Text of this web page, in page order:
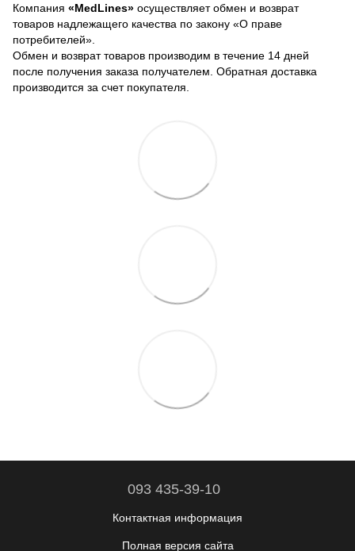
Компания «MedLines» осуществляет обмен и возврат
товаров надлежащего качества по закону «О праве
потребителей».
Обмен и возврат товаров производим в течение 14 дней
после получения заказа получателем. Обратная доставка
производится за счет покупателя.
093 435-39-10
Контактная информация
Полная версия сайта